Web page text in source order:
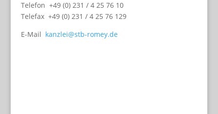
Telefon +49 (0) 231 / 4 25 76 10
Telefax +49 (0) 231 / 4 25 76 129
E-Mail kanzlei@stb-romey.de